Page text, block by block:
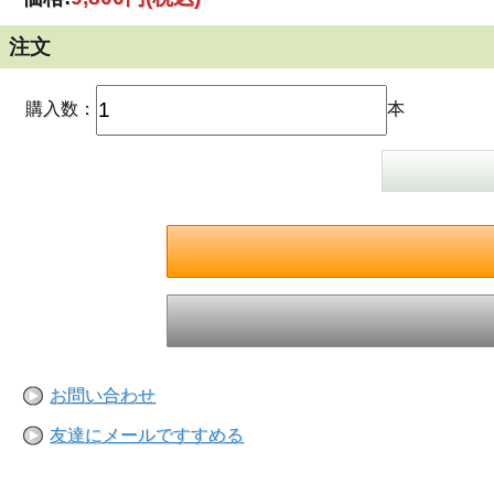
注文
購入数： 本
お問い合わせ
友達にメールですすめる